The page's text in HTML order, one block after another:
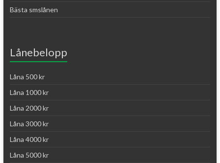
Bästa smslånen
Lånebelopp
Låna 500 kr
Låna 1000 kr
Låna 2000 kr
Låna 3000 kr
Låna 4000 kr
Låna 5000 kr